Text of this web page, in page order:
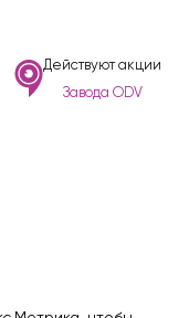
Действуют акции
Завода ODV